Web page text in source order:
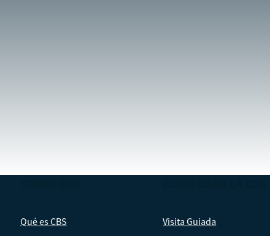
Qué es CBS Visita Guiada